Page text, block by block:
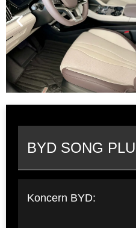
BYD SONG
Koncern BYD: